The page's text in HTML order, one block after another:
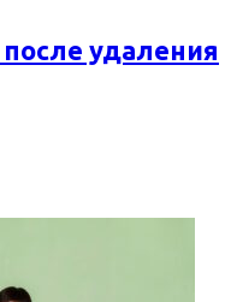
удаления